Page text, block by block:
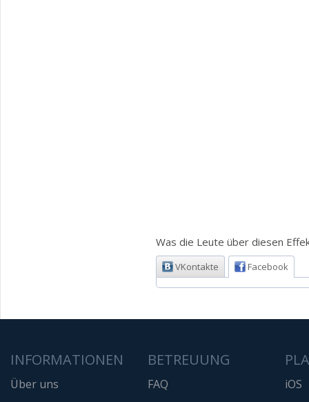
Was die Leute über diesen
VKontakte Facebook
INFORMATIONEN
Über uns
BETREUUNG
FAQ
iOS